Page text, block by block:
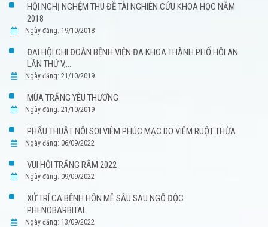
HỘI NGHỊ NGHỆM THU ĐỀ TÀI NGHIÊN CỨU KHOA HỌC NĂM
2018
Ngày đăng: 19/10/2018
ĐẠI HỘI CHI ĐOÀN BỆNH VIỆN ĐA KHOA THÀNH PHỐ HỘI AN
LẦN THỨ V,...
Ngày đăng: 21/10/2019
MÙA TRĂNG YÊU THƯƠNG
Ngày đăng: 21/10/2019
PHẨU THUẬT NỘI SOI VIÊM PHÚC MẠC DO VIÊM RUỘT THỪA
Ngày đăng: 06/09/2022
VUI HỘI TRĂNG RẰM 2022
Ngày đăng: 09/09/2022
XỬ TRÍ CA BỆNH HÔN MÊ SÂU SAU NGỘ ĐỘC
PHENOBARBITAL
Ngày đăng: 13/09/2022